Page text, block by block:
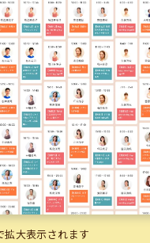
大表示されます